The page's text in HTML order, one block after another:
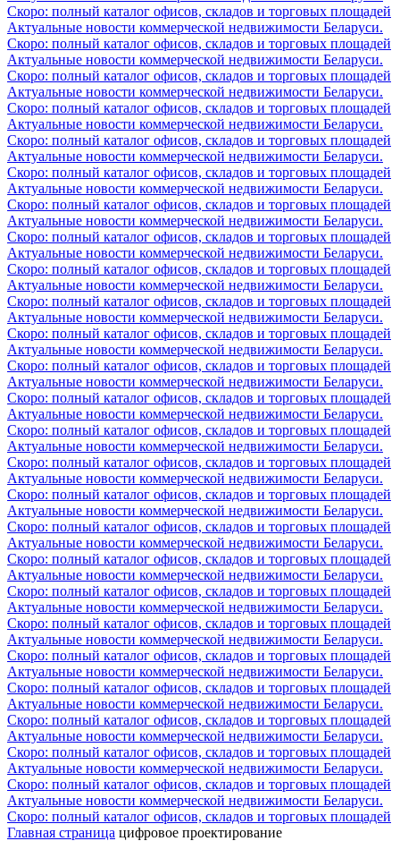
Скоро: полный каталог офисов, складов и торговых площадей
Актуальные новости коммерческой недвижимости Беларуси.
Скоро: полный каталог офисов, складов и торговых площадей
Актуальные новости коммерческой недвижимости Беларуси.
Скоро: полный каталог офисов, складов и торговых площадей
Актуальные новости коммерческой недвижимости Беларуси.
Скоро: полный каталог офисов, складов и торговых площадей
Актуальные новости коммерческой недвижимости Беларуси.
Скоро: полный каталог офисов, складов и торговых площадей
Актуальные новости коммерческой недвижимости Беларуси.
Скоро: полный каталог офисов, складов и торговых площадей
Актуальные новости коммерческой недвижимости Беларуси.
Скоро: полный каталог офисов, складов и торговых площадей
Актуальные новости коммерческой недвижимости Беларуси.
Скоро: полный каталог офисов, складов и торговых площадей
Актуальные новости коммерческой недвижимости Беларуси.
Скоро: полный каталог офисов, складов и торговых площадей
Актуальные новости коммерческой недвижимости Беларуси.
Скоро: полный каталог офисов, складов и торговых площадей
Актуальные новости коммерческой недвижимости Беларуси.
Скоро: полный каталог офисов, складов и торговых площадей
Актуальные новости коммерческой недвижимости Беларуси.
Скоро: полный каталог офисов, складов и торговых площадей
Актуальные новости коммерческой недвижимости Беларуси.
Скоро: полный каталог офисов, складов и торговых площадей
Актуальные новости коммерческой недвижимости Беларуси.
Скоро: полный каталог офисов, складов и торговых площадей
Актуальные новости коммерческой недвижимости Беларуси.
Скоро: полный каталог офисов, складов и торговых площадей
Актуальные новости коммерческой недвижимости Беларуси.
Скоро: полный каталог офисов, складов и торговых площадей
Актуальные новости коммерческой недвижимости Беларуси.
Скоро: полный каталог офисов, складов и торговых площадей
Актуальные новости коммерческой недвижимости Беларуси.
Скоро: полный каталог офисов, складов и торговых площадей
Актуальные новости коммерческой недвижимости Беларуси.
Скоро: полный каталог офисов, складов и торговых площадей
Актуальные новости коммерческой недвижимости Беларуси.
Скоро: полный каталог офисов, складов и торговых площадей
Актуальные новости коммерческой недвижимости Беларуси.
Скоро: полный каталог офисов, складов и торговых площадей
Актуальные новости коммерческой недвижимости Беларуси.
Скоро: полный каталог офисов, складов и торговых площадей
Актуальные новости коммерческой недвижимости Беларуси.
Скоро: полный каталог офисов, складов и торговых площадей
Актуальные новости коммерческой недвижимости Беларуси.
Скоро: полный каталог офисов, складов и торговых площадей
Актуальные новости коммерческой недвижимости Беларуси.
Скоро: полный каталог офисов, складов и торговых площадей
Актуальные новости коммерческой недвижимости Беларуси.
Скоро: полный каталог офисов, складов и торговых площадей
Главная страница цифровое проектирование